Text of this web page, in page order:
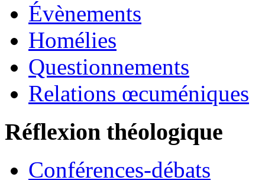
Évènements
Homélies
Questionnements
Relations œcuméniques
Réflexion théologique
Conférences-débats